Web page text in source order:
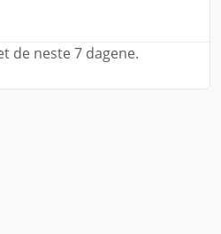
de neste 7 dagene.